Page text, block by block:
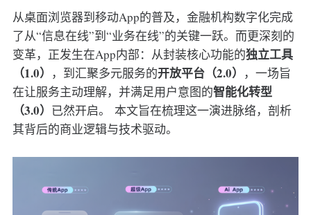
从桌面浏览器到移动App的普及，金融机构数字化完成
了从“信息在线”到“业务在线”的关键一跃。而更深刻的
变革，正发生在App内部：从封装核心功能的独立工具
（1.0）
，到汇聚多元服务的开放平台（2.0）
，一场旨
在让服务主动理解，并满足用户意图的智能化转型
（3.0） 已然开启。 本文旨在梳理这一演进脉络，剖析
其背后的商业逻辑与技术驱动。